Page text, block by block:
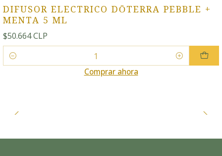
DIFUSOR ELECTRICO DŌTERRA PEBBLE +
MENTA 5 ML
$50.664 CLP
Cantidad
Comprar ahora